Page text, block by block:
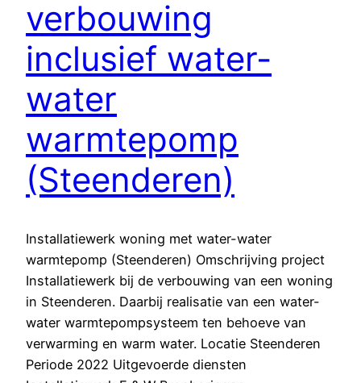
verbouwing
inclusief water-
water
warmtepomp
(Steenderen)
Installatiewerk woning met water-water
warmtepomp (Steenderen) Omschrijving project
Installatiewerk bij de verbouwing van een woning
in Steenderen. Daarbij realisatie van een water-
water warmtepompsysteem ten behoeve van
verwarming en warm water. Locatie Steenderen
Periode 2022 Uitgevoerde diensten